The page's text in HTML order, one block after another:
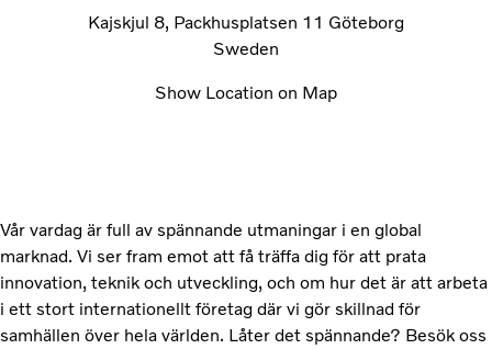
Kajskjul 8, Packhusplatsen 11 Göteborg
Sweden
Show Location on Map
Vår vardag är full av spännande utmaningar i en global
marknad. Vi ser fram emot att få träffa dig för att prata
innovation, teknik och utveckling, och om hur det är att arbeta
i ett stort internationellt företag där vi gör skillnad för
samhällen över hela världen. Låter det spännande? Besök oss